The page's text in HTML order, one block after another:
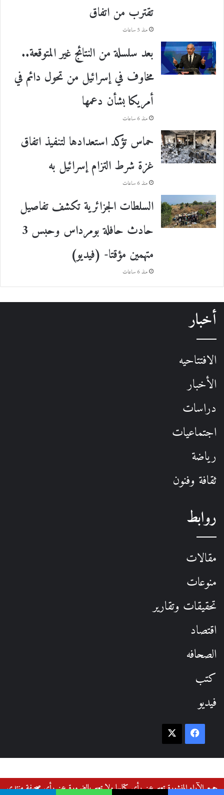
تقترب من اتفاق
منذ 5 ساعات
بعد سلسلة من النتائج غير المتوقعة..
مخاوف في إسرائيل من تحول دائم في
أمريكا بشأن دعمها
منذ 6 ساعات
حماس تؤكد استعدادها لتنفيذ اتفاق
غزة شرط التزام إسرائيل به
منذ 6 ساعات
السلطات الجزائرية تكشف تفاصيل
حادث حافلة بومرداس وحبس 3
متهمين مؤقتا- (فيديو)
منذ 6 ساعات
أخبار
الافتتاحيه
الأخبار
دراسات
اجتماعيات
رياضة
ثقافة وفنون
روابط
مقالات
منوعات
تحقيقات وتقارير
اقتصاد
الصحافه
كتب
فيديو
فيسبوك
جميع الآراء المنشورة تعبر عن رأي كتابها ولا تعبر بالضرورة عن رأي صحيفة منتدى